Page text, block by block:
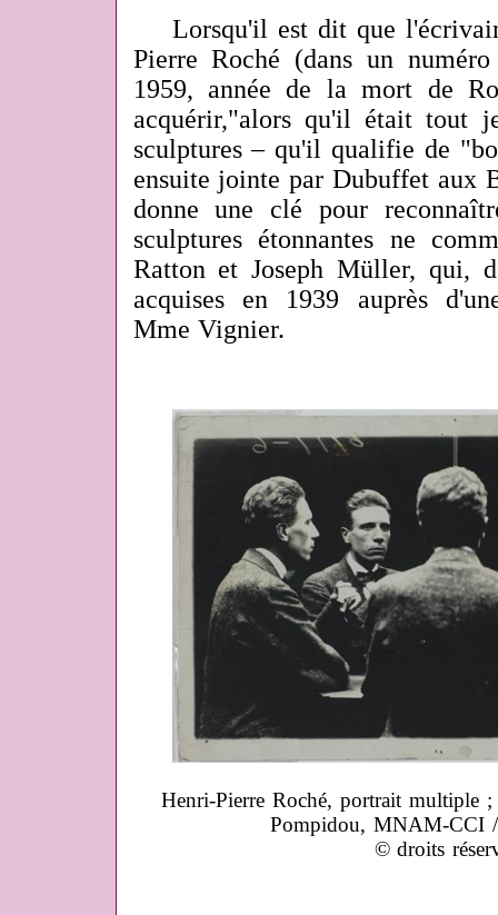
Lorsqu'il est dit que
Pierre Roché (dans un
1959, année de la mort de
acquérir,"alors qu'il était tout
sculptures – qu'il qualifie de
ensuite jointe par Dubuffet aux
donne une clé pour
sculptures étonnantes ne
Ratton et Joseph Müller, qui,
acquises en 1939 auprès
Mme Vignier.
Henri-Pierre Roché, portrait multiple
Pompidou, MNAM-CCI
© droits